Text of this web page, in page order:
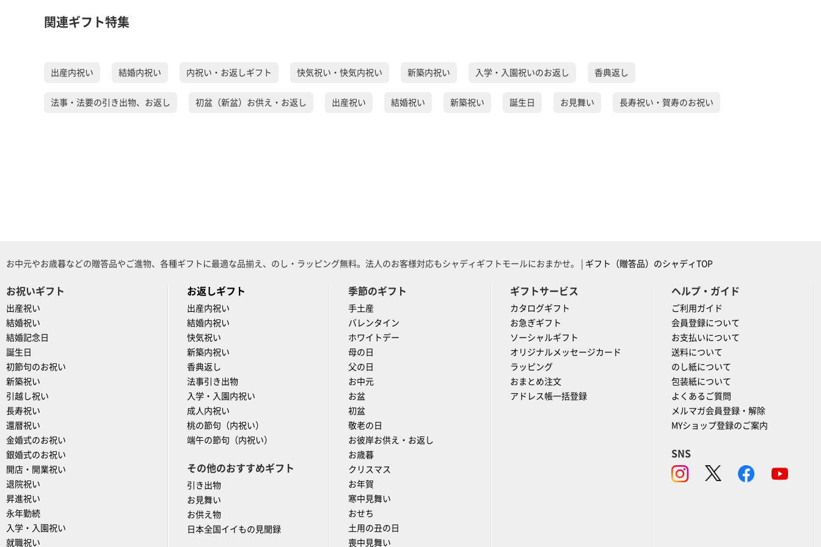
関連ギフト特集
出産内祝い 結婚内祝い 内祝い・お返しギフト 快気祝い・快気内祝い 新築内祝い 入学・入園祝いのお返し 香典返し
法事・法要の引き出物、お返し 初盆（新盆）お供え・お返し 出産祝い 結婚祝い 新築祝い 誕生日 お見舞い 長寿祝い・賀寿のお祝い
お中元やお歳暮などの贈答品やご進物、各種ギフトに最適な品揃え、のし・ラッピング無料。法人のお客様対応もシャディギフトモールにおまかせ。 | ギフト（贈答品）のシャディTOP
お祝いギフト
出産祝い
結婚祝い
結婚記念日
誕生日
初節句のお祝い
新築祝い
引越し祝い
長寿祝い
還暦祝い
金婚式のお祝い
銀婚式のお祝い
開店・開業祝い
退院祝い
昇進祝い
永年勤続
入学・入園祝い
就職祝い
お返しギフト
出産内祝い
結婚内祝い
快気祝い
新築内祝い
香典返し
法事引き出物
入学・入園内祝い
成人内祝い
桃の節句（内祝い）
端午の節句（内祝い）
その他のおすすめギフト
引き出物
お見舞い
お供え物
日本全国イイもの見聞録
季節のギフト
手土産
バレンタイン
ホワイトデー
母の日
父の日
お中元
お盆
初盆
敬老の日
お彼岸お供え・お返し
お歳暮
クリスマス
お年賀
寒中見舞い
おせち
土用の丑の日
喪中見舞い
ギフトサービス
カタログギフト
お急ぎギフト
ソーシャルギフト
オリジナルメッセージカード
ラッピング
おまとめ注文
アドレス帳一括登録
ヘルプ・ガイド
ご利用ガイド
会員登録について
お支払いについて
送料について
のし紙について
包装紙について
よくあるご質問
メルマガ会員登録・解除
MYショップ登録のご案内
SNS